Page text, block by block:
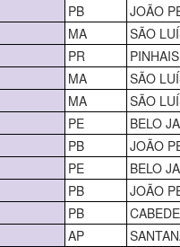
PB
JOÃO
MA
SÃO
PR
PINHAIS
MA
SÃO
MA
SÃO
PE
BELO
PB
JOÃO
PE
BELO
PB
JOÃO
PB
AP